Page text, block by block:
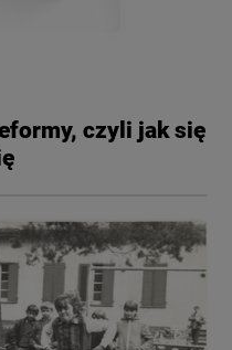
czyli jak się